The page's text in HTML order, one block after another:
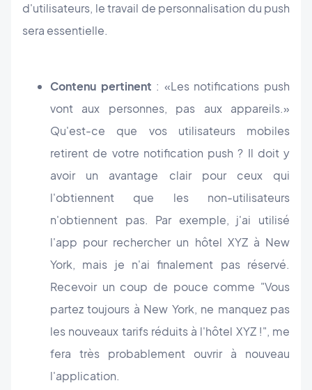
d'utilisateurs, le travail de personnalisation du push
sera essentielle.
Contenu pertinent : «Les notifications push
vont aux personnes, pas aux appareils.»
Qu'est-ce que vos utilisateurs mobiles
retirent de votre notification push ? Il doit y
avoir un avantage clair pour ceux qui
l'obtiennent que les non-utilisateurs
n'obtiennent pas. Par exemple, j'ai utilisé
l'app pour rechercher un hôtel XYZ à New
York, mais je n'ai finalement pas réservé.
Recevoir un coup de pouce comme "Vous
partez toujours à New York, ne manquez pas
les nouveaux tarifs réduits à l'hôtel XYZ !", me
fera très probablement ouvrir à nouveau
l'application.